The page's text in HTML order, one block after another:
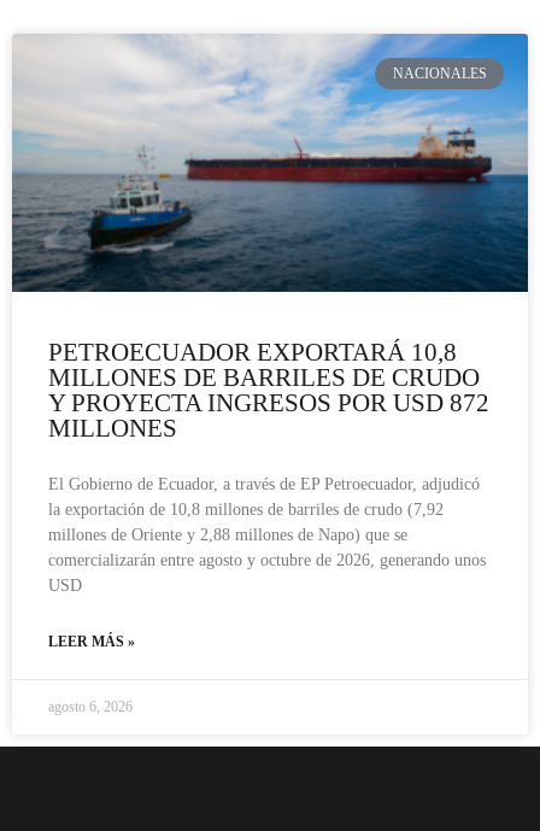
NACIONALES
PETROECUADOR EXPORTARÁ 10,8
MILLONES DE BARRILES DE CRUDO
Y PROYECTA INGRESOS POR USD 872
MILLONES
El Gobierno de Ecuador, a través de EP Petroecuador, adjudicó
la exportación de 10,8 millones de barriles de crudo (7,92
millones de Oriente y 2,88 millones de Napo) que se
comercializarán entre agosto y octubre de 2026, generando unos
USD
LEER MÁS »
agosto 6, 2026